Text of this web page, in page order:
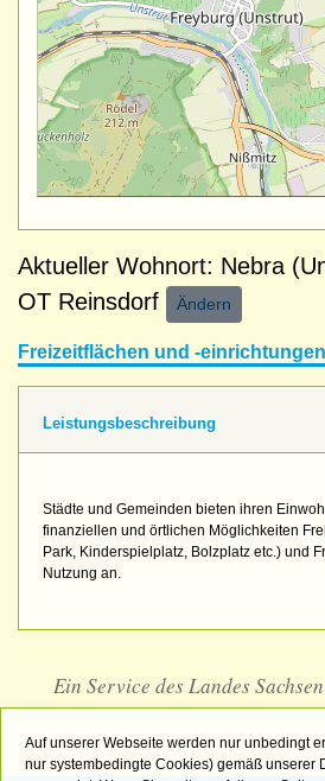
Auf unserer Webseite werden nur unbedingt
nur systembedingte Cookies) gemäß unserer
Aktueller Wohnort: Nebra
OT Reinsdorf
Ändern
Freizeitflächen und -einrichtungen
Leistungsbeschreibung
Städte und Gemeinden bieten ihren
finanziellen und örtlichen Möglichkeiten
Park, Kinderspielplatz, Bolzplatz etc.) und
Nutzung an.
Ein Service des Landes